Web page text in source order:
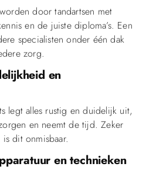
door tandartsen met
en de juiste diploma’s. Een
specialisten onder één dak
zorg.
en
legt alles rustig en duidelijk uit,
en neemt de tijd. Zeker
dit onmisbaar.
en technieken